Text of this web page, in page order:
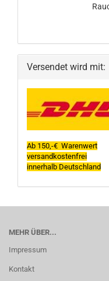
Versendet wird mit:
Ab 150,-€ Warenwert
versandkostenfrei
innerhalb Deutschland
MEHR ÜBER...
Impressum
Kontakt